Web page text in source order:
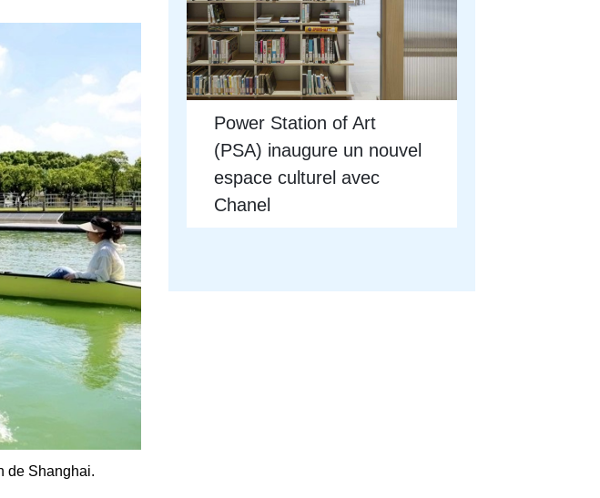
de Shanghai.
Power Station of Art
(PSA) inaugure un nouvel
espace culturel avec
Chanel